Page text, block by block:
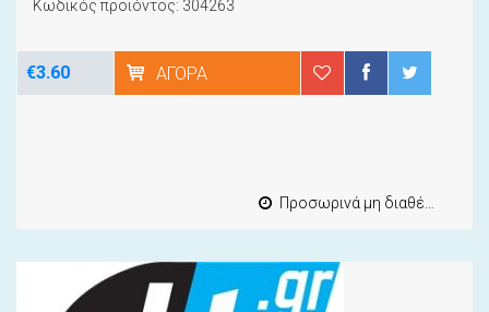
Κωδικός προϊόντος: 304263
€3.60 ΑΓΟΡΆ
Προσωρινά μη διαθέσιμο